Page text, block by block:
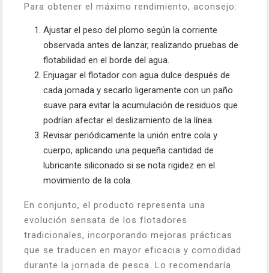
Para obtener el máximo rendimiento, aconsejo:
Ajustar el peso del plomo según la corriente
observada antes de lanzar, realizando pruebas de
flotabilidad en el borde del agua.
Enjuagar el flotador con agua dulce después de
cada jornada y secarlo ligeramente con un paño
suave para evitar la acumulación de residuos que
podrían afectar el deslizamiento de la línea.
Revisar periódicamente la unión entre cola y
cuerpo, aplicando una pequeña cantidad de
lubricante siliconado si se nota rigidez en el
movimiento de la cola.
En conjunto, el producto representa una
evolución sensata de los flotadores
tradicionales, incorporando mejoras prácticas
que se traducen en mayor eficacia y comodidad
durante la jornada de pesca. Lo recomendaría